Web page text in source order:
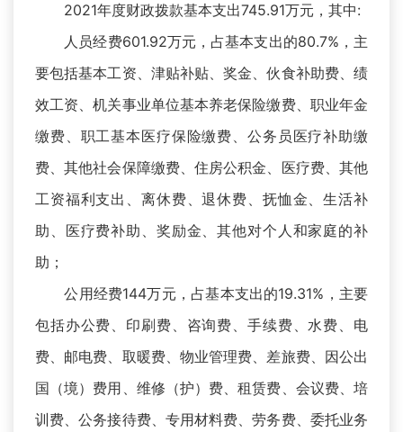
2021年度财政拨款基本支出745.91万元，其中:
人员经费601.92万元，占基本支出的80.7%，主
要包括基本工资、津贴补贴、奖金、伙食补助费、绩
效工资、机关事业单位基本养老保险缴费、职业年金
缴费、职工基本医疗保险缴费、公务员医疗补助缴
费、其他社会保障缴费、住房公积金、医疗费、其他
工资福利支出、离休费、退休费、抚恤金、生活补
助、医疗费补助、奖励金、其他对个人和家庭的补
助；
公用经费144万元，占基本支出的19.31%，主要
包括办公费、印刷费、咨询费、手续费、水费、电
费、邮电费、取暖费、物业管理费、差旅费、因公出
国（境）费用、维修（护）费、租赁费、会议费、培
训费、公务接待费、专用材料费、劳务费、委托业务